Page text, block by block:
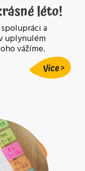
léto!
a
uplynulém
vážíme.
Více